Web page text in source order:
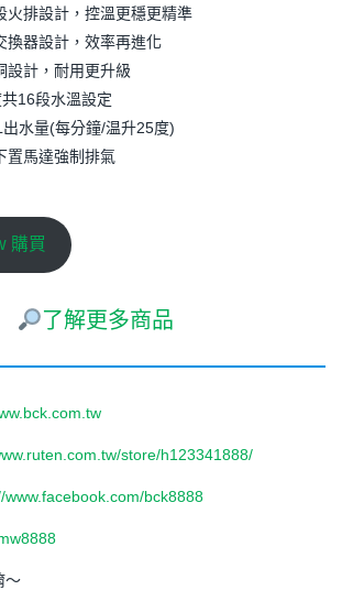
火排設計，控溫更穩更精準
換器設計，效率再進化
設計，耐用更升級
16段水溫設定
水量(每分鐘/温升25度)
置馬達強制排氣
購買
了解更多商品
store/h123341888/
www.facebook.com/bck8888
～